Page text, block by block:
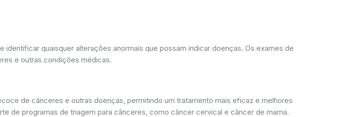
quaisquer alterações anormais que possam indicar doenças. Os exames de
e outras condições médicas.
de cânceres e outras doenças, permitindo um tratamento mais eficaz e melhores
de programas de triagem para cânceres, como câncer cervical e câncer de mama.